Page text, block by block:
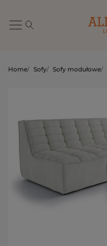
Home/ Sofy/ Sofy modułowe/